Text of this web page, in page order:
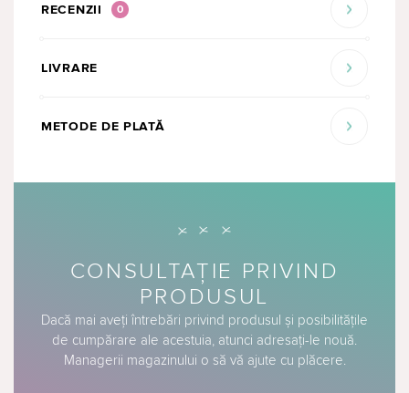
RECENZII 0
LIVRARE
METODE DE PLATĂ
CONSULTAȚIE PRIVIND
PRODUSUL
Dacă mai aveți întrebări privind produsul și posibilitățile
de cumpărare ale acestuia, atunci adresați-le nouă.
Managerii magazinului o să vă ajute cu plăcere.